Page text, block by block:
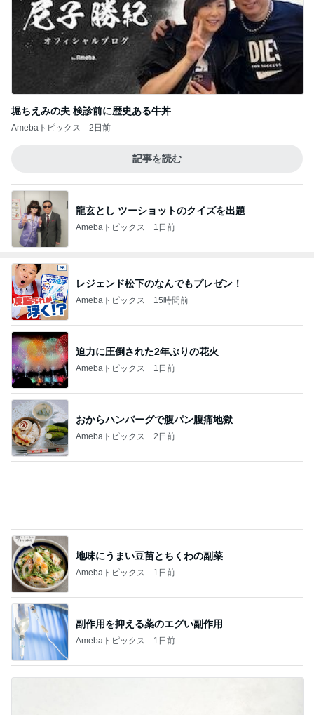
堀ちえみの夫 検診前に歴史ある牛丼
Amebaトピックス 2日前
記事を読む
龍玄とし ツーショットのクイズを出題
Amebaトピックス 1日前
レジェンド松下のなんでもプレゼン！
Amebaトピックス 15時間前
迫力に圧倒された2年ぶりの花火
Amebaトピックス 1日前
おからハンバーグで腹パン腹痛地獄
Amebaトピックス 2日前
副作用を抑える薬のエグい副作用
Amebaトピックス 1日前